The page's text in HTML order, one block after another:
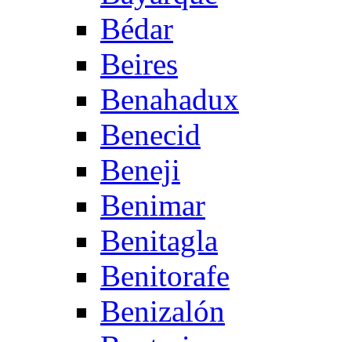
Bédar
Beires
Benahadux
Benecid
Beneji
Benimar
Benitagla
Benitorafe
Benizalón